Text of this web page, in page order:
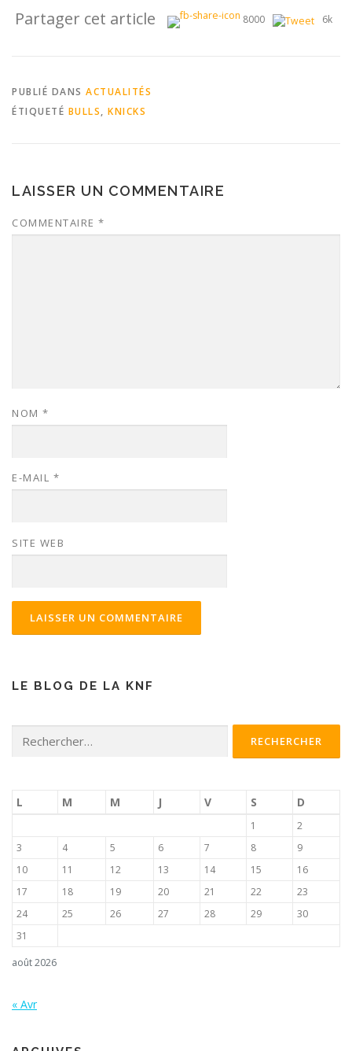
Partager cet article 8000 6k
PUBLIÉ DANS ACTUALITÉS
ÉTIQUETÉ BULLS, KNICKS
LAISSER UN COMMENTAIRE
COMMENTAIRE *
NOM *
E-MAIL *
SITE WEB
LE BLOG DE LA KNF
août 2026
L M M J V S D
1
2
3
4 5 6 7 8
9
10
11 12 13 14 15
16
17
18 19 20 21 22
23
24
25 26 27 28 29
30
31
« Avr